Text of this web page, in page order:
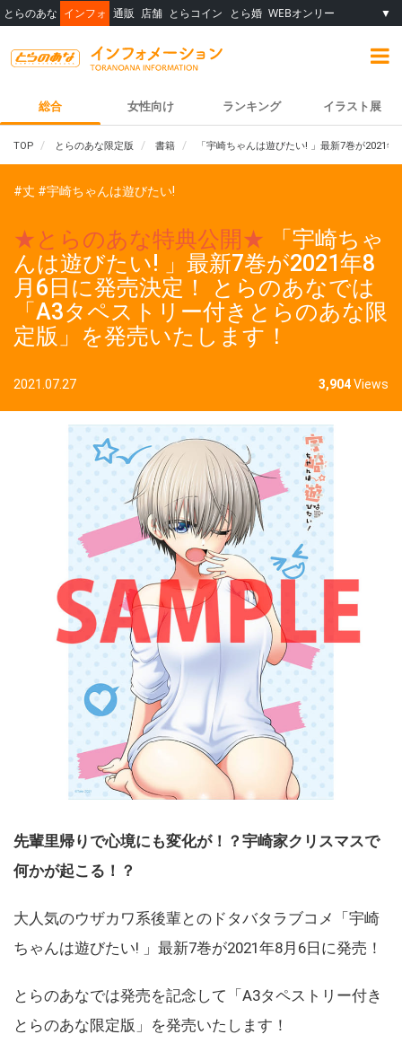
とらのあな インフォ 通販 店舗 とらコイン とら婚 WEBオンリー ▼
総合 女性向け ランキング イラスト展
TOP とらのあな限定版 書籍 「宇崎ちゃんは遊びたい! 」最新7巻が2021
#丈 #宇崎ちゃんは遊びたい!
★とらのあな特典公開★ 「宇崎ちゃ
んは遊びたい! 」最新7巻が2021年8
月6日に発売決定！ とらのあなでは
「A3タペストリー付きとらのあな限
定版」を発売いたします！
2021.07.27 3,904Views
先輩里帰りで心境にも変化が！？宇崎家クリスマスで
何かが起こる！？
大人気のウザカワ系後輩とのドタバタラブコメ「宇崎
ちゃんは遊びたい! 」最新7巻が2021年8月6日に発売！
とらのあなでは発売を記念して「A3タペストリー付き
とらのあな限定版」を発売いたします！